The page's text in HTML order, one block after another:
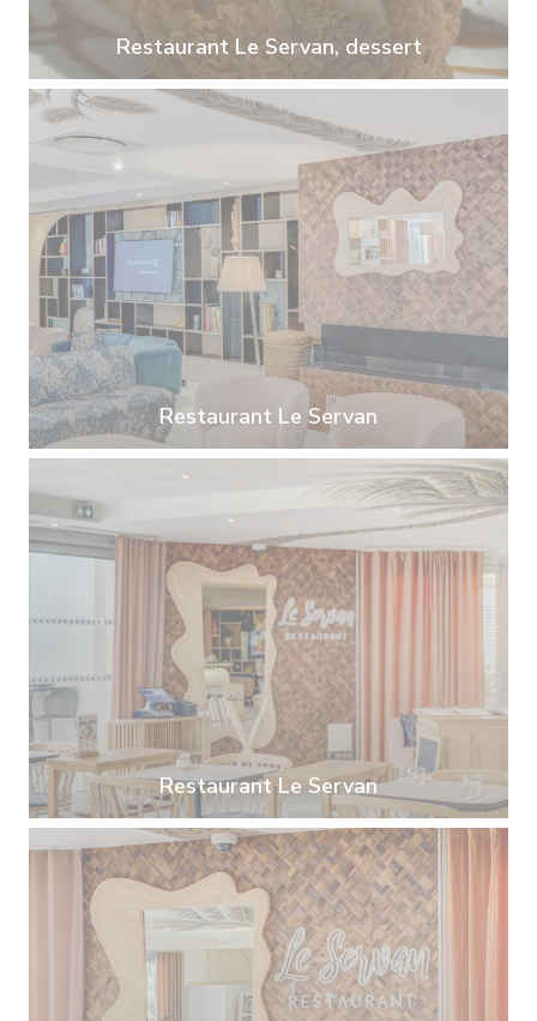
Restaurant Le Servan, dessert
Restaurant Le Servan
Restaurant Le Servan